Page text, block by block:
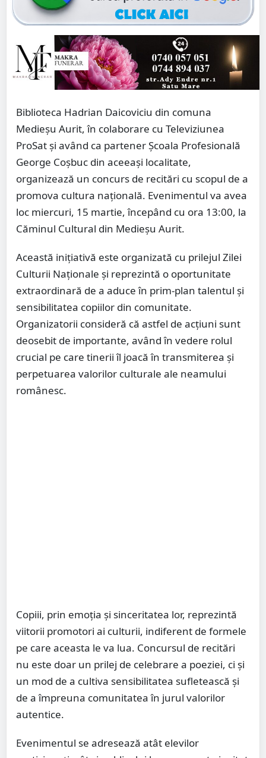
Biblioteca Hadrian Daicoviciu din comuna
Medieșu Aurit, în colaborare cu Televiziunea
ProSat și având ca partener Școala Profesională
George Coșbuc din aceeași localitate,
organizează un concurs de recitări cu scopul de a
promova cultura națională. Evenimentul va avea
loc miercuri, 15 martie, începând cu ora 13:00, la
Căminul Cultural din Medieșu Aurit.
Această inițiativă este organizată cu prilejul Zilei
Culturii Naționale și reprezintă o oportunitate
extraordinară de a aduce în prim-plan talentul și
sensibilitatea copiilor din comunitate.
Organizatorii consideră că astfel de acțiuni sunt
deosebit de importante, având în vedere rolul
crucial pe care tinerii îl joacă în transmiterea și
perpetuarea valorilor culturale ale neamului
românesc.
Copiii, prin emoția și sinceritatea lor, reprezintă
viitorii promotori ai culturii, indiferent de formele
pe care aceasta le va lua. Concursul de recitări
nu este doar un prilej de celebrare a poeziei, ci și
un mod de a cultiva sensibilitatea sufletească și
de a împreuna comunitatea în jurul valorilor
autentice.
Evenimentul se adresează atât elevilor